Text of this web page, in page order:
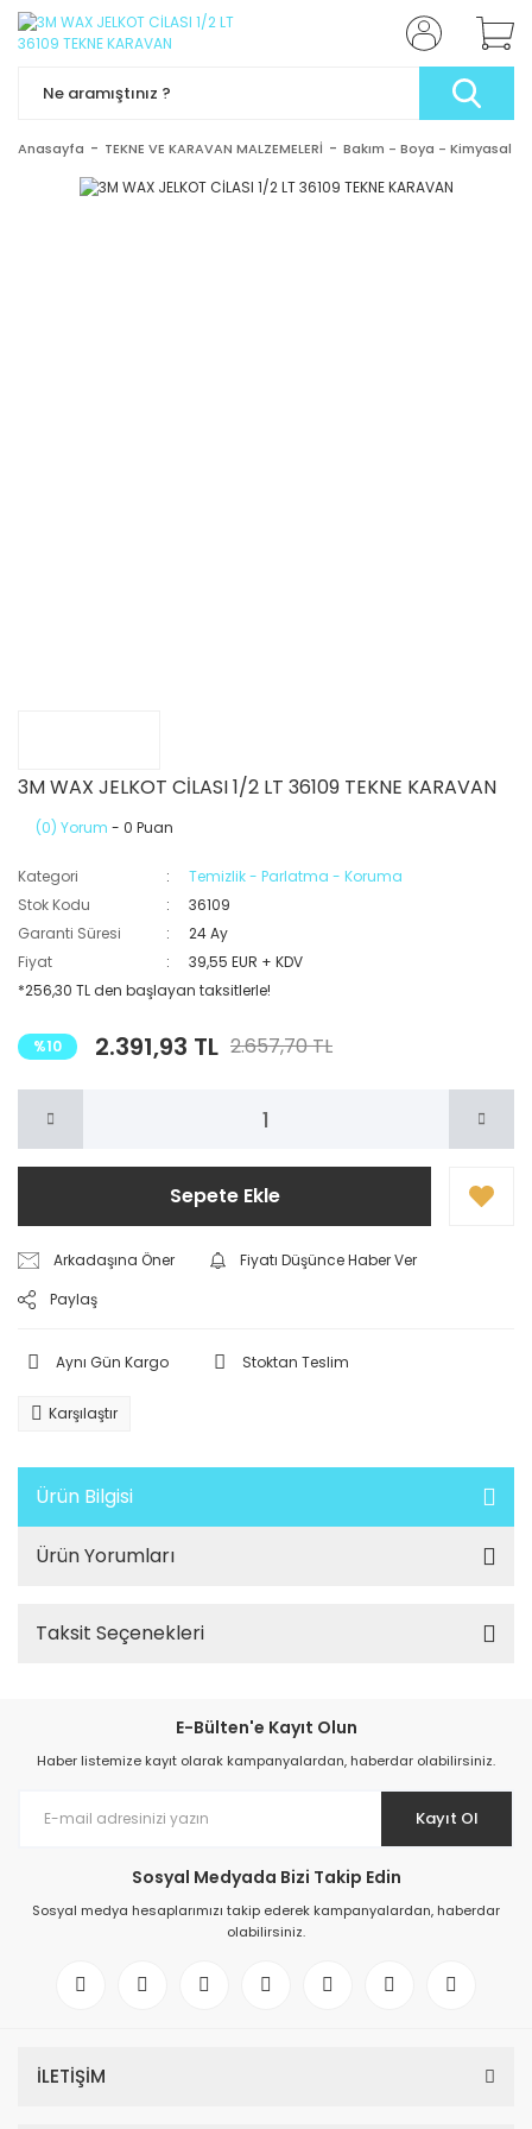
Anasayfa TEKNE VE KARAVAN MALZEMELERİ Bakım - Boya - Kimyasal
3M WAX JELKOT CİLASI 1/2 LT 36109 TEKNE KARAVAN
(0) Yorum - 0 Puan
Kategori
Temizlik - Parlatma - Koruma
Stok Kodu
36109
Garanti Süresi
24 Ay
Fiyat
39,55 EUR + KDV
*256,30 TL den başlayan taksitlerle!
%10 2.391,93 TL 2.657,70 TL
Sepete Ekle
Arkadaşına Öner
Fiyatı Düşünce Haber Ver
Paylaş
Aynı Gün Kargo Stoktan Teslim
Karşılaştır
Ürün Bilgisi
Ürün Yorumları
Taksit Seçenekleri
E-Bülten'e Kayıt Olun
Haber listemize kayıt olarak kampanyalardan, haberdar olabilirsiniz.
Kayıt Ol
Sosyal Medyada Bizi Takip Edin
Sosyal medya hesaplarımızı takip ederek kampanyalardan, haberdar
olabilirsiniz.
İLETİŞİM